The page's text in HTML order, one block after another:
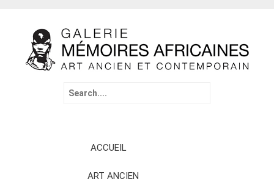
Search
ACCUEIL
ART ANCIEN